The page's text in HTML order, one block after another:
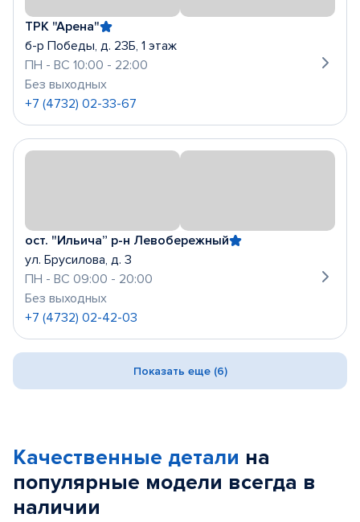
ТРК "Арена"
б-р Победы, д. 23Б, 1 этаж
ПН - ВС 10:00 - 22:00
Без выходных
+7 (4732) 02-33-67
ост. "Ильича” р-н Левобережный
ул. Брусилова, д. 3
ПН - ВС 09:00 - 20:00
Без выходных
+7 (4732) 02-42-03
Показать еще (6)
Качественные детали на
популярные модели всегда в
наличии